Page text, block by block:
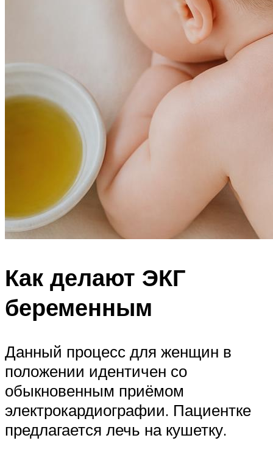
Как делают ЭКГ
беременным
Данный процесс для женщин в
положении идентичен со
обыкновенным приёмом
электрокардиографии. Пациентке
предлагается лечь на кушетку.